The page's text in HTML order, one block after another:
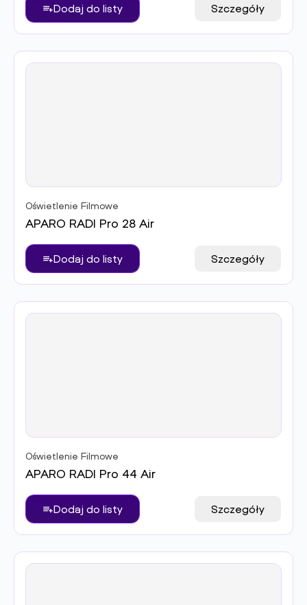
Dodaj do listy Szczegóły
Oświetlenie Filmowe
APARO RADI Pro 28 Air
Dodaj do listy Szczegóły
Oświetlenie Filmowe
APARO RADI Pro 44 Air
Dodaj do listy Szczegóły